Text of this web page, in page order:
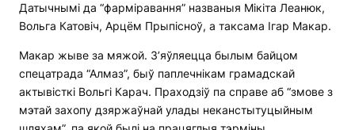
Датычнымі да “фарміравання” названыя Мікіта Леанюк,
Вольга Катовіч, Арцём Прыпісноў, а таксама Ігар Макар.
Макар жыве за мяжой. З’яўляецца былым байцом
спецатрада “Алмаз”, быў паплечнікам грамадскай
актывісткі Вольгі Карач. Праходзіў па справе аб “змове з
мэтай захопу дзяржаўнай улады неканстытуцыйным